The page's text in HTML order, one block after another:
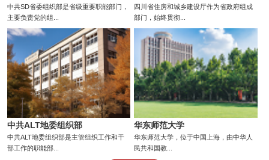
中共SD省委组织部是省级重要职能部门，
主要负责党的组...
四川省住房和城乡建设厅作为省政府组成
部门，始终贯彻...
中共ALT地委组织部
中共ALT地委组织部是主管组织工作和干
部工作的职能部...
华东师范大学
华东师范大学，位于中国上海，由中华人
民共和国教...